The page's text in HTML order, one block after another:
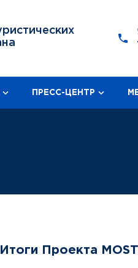
ПРЕСС-ЦЕНТР
Итоги Проекта MOST